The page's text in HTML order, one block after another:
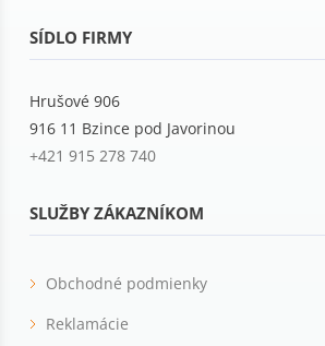
SÍDLO FIRMY
Hrušové 906
916 11 Bzince pod Javorinou
+421 915 278 740
SLUŽBY ZÁKAZNÍKOM
Obchodné podmienky
Reklamácie